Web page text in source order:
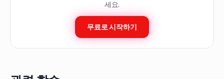
세요.
무료로 시작하기